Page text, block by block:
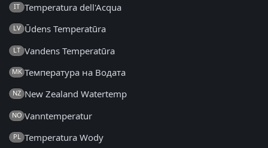
IT Temperatura dell'Acqua
LV Ūdens Temperatūra
LT Vandens Temperatūra
MK Температура на Водата
NZ New Zealand Watertemp
NO Vanntemperatur
PL Temperatura Wody